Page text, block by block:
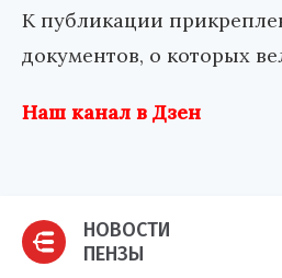
К публикации
документов, о которых
Наш канал в Дзен
НОВОСТИ
ПЕНЗЫ